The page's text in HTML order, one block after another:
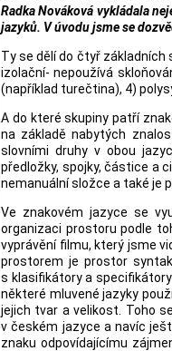
Radka Nováková vykládala
jazyků. V úvodu jsme se
Ty se dělí do čtyř základních
izolační- nepoužívá
(například turečtina), 4)
A do které skupiny patří
na základě nabytých
slovními druhy v obou
předložky, spojky, částice a
nemanuální složce a také je
Ve znakovém jazyce se
organizaci prostoru podle
vyprávění filmu, který jsme
prostorem je prostor
s klasifikátory a
některé mluvené jazyky
jejich tvar a velikost. Toho
v českém jazyce a navíc
znaku odpovídajícímu